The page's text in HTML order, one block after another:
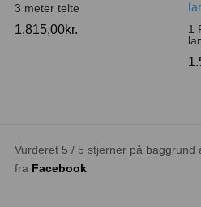
3 meter telte
1.815,00kr.
1
Vurderet 5 / 5 stjerner på
fra Facebook